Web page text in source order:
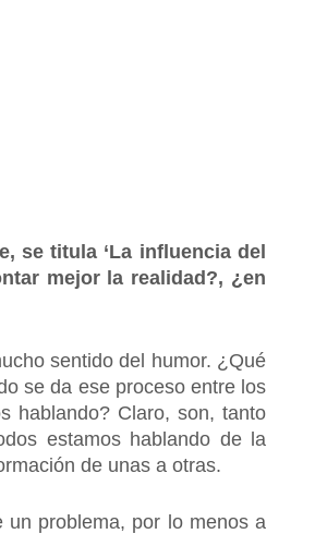
se titula ‘La influencia del
mejor la realidad?, ¿en
sentido del humor. ¿Qué
se da ese proceso entre los
hablando? Claro, son, tanto
estamos hablando de la
de unas a otras.
un problema, por lo menos a